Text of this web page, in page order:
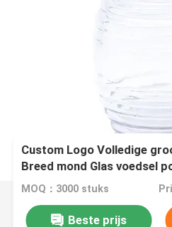
Custom Logo Volledige
Breed mond Glas voedsel
MOQ：3000 stuks
Beste prijs